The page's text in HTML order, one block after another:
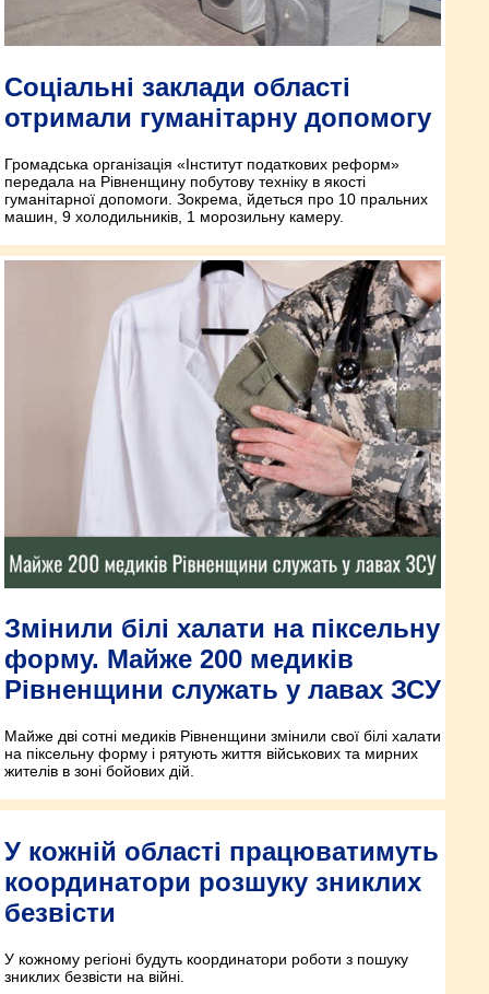
Соціальні заклади області
отримали гуманітарну допомогу
Громадська організація «Інститут податкових реформ»
передала на Рівненщину побутову техніку в якості
гуманітарної допомоги. Зокрема, йдеться про 10 пральних
машин, 9 холодильників, 1 морозильну камеру.
Змінили білі халати на піксельну
форму. Майже 200 медиків
Рівненщини служать у лавах ЗСУ
Майже дві сотні медиків Рівненщини змінили свої білі халати
на піксельну форму і рятують життя військових та мирних
жителів в зоні бойових дій.
У кожній області працюватимуть
координатори розшуку зниклих
безвісти
У кожному регіоні будуть координатори роботи з пошуку
зниклих безвісти на війні.